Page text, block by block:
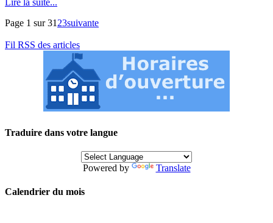
Lire la suite...
Page 1 sur 31 23suivante
Fil RSS des articles
Traduire dans votre langue
Powered by Translate
Calendrier du mois